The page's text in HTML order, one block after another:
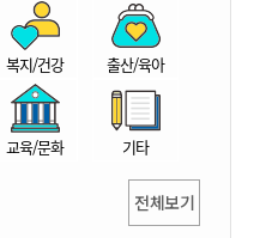
복지/건강 출산/육아
교육/문화 기타
전체보기